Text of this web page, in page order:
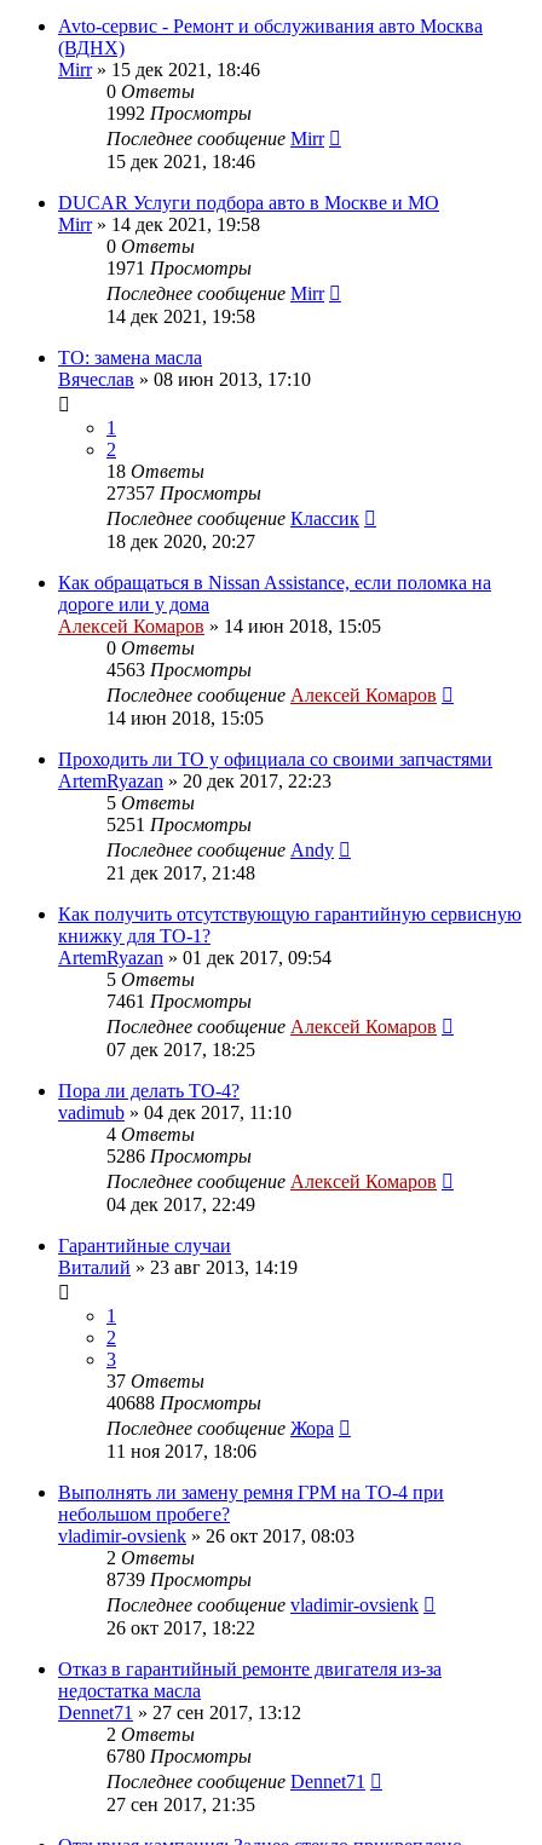
Avto-сервис - Ремонт и обслуживания авто Москва
(ВДНХ)
Mirr» 15 дек 2021, 18:46
0 Ответы
1992 Просмотры
Последнее сообщение Mirr
15 дек 2021, 18:46
DUCAR Услуги подбора авто в Москве и МО
Mirr» 14 дек 2021, 19:58
0 Ответы
1971 Просмотры
Последнее сообщение Mirr
14 дек 2021, 19:58
ТО: замена масла
Вячеслав » 08 июн 2013, 17:10
1
2
18 Ответы
27357 Просмотры
Последнее сообщение Классик
18 дек 2020, 20:27
Как обращаться в Nissan Assistance, если поломка на
дороге или у дома
Алексей Комаров » 14 июн 2018, 15:05
0 Ответы
4563 Просмотры
Последнее сообщение Алексей Комаров
14 июн 2018, 15:05
Проходить ли ТО у официала со своими запчастями
ArtemRyazan » 20 дек 2017, 22:23
5 Ответы
5251 Просмотры
Последнее сообщение Andy
21 дек 2017, 21:48
Как получить отсутствующую гарантийную сервисную
книжку для ТО-1?
ArtemRyazan » 01 дек 2017, 09:54
5 Ответы
7461 Просмотры
Последнее сообщение Алексей Комаров
07 дек 2017, 18:25
Пора ли делать ТО-4?
vadimub » 04 дек 2017, 11:10
4 Ответы
5286 Просмотры
Последнее сообщение Алексей Комаров
04 дек 2017, 22:49
Гарантийные случаи
Виталий » 23 авг 2013, 14:19
1
2
3
37 Ответы
40688 Просмотры
Последнее сообщение Жора
11 ноя 2017, 18:06
Выполнять ли замену ремня ГРМ на ТО-4 при
небольшом пробеге?
vladimir-ovsienk » 26 окт 2017, 08:03
2 Ответы
8739 Просмотры
Последнее сообщение vladimir-ovsienk
26 окт 2017, 18:22
Отказ в гарантийный ремонте двигателя из-за
недостатка масла
Dennet71 » 27 сен 2017, 13:12
2 Ответы
6780 Просмотры
Последнее сообщение Dennet71
27 сен 2017, 21:35